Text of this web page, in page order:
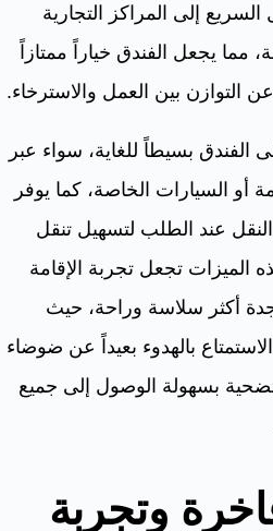
إلى المراكز التجارية
مما يجعل الفندق خياراً ممتازاً
التوازن بين العمل والاسترخاء.
الفندق بسيطاً للغاية، سواء عبر
أو السيارات الخاصة، كما يوفر
عند الطلب لتسهيل تنقل
الميزات تجعل تجربة الإقامة
أكثر سلاسة وراحة، حيث
بالهدوء بعيداً عن ضوضاء
بسهولة الوصول إلى جميع
وتجربة